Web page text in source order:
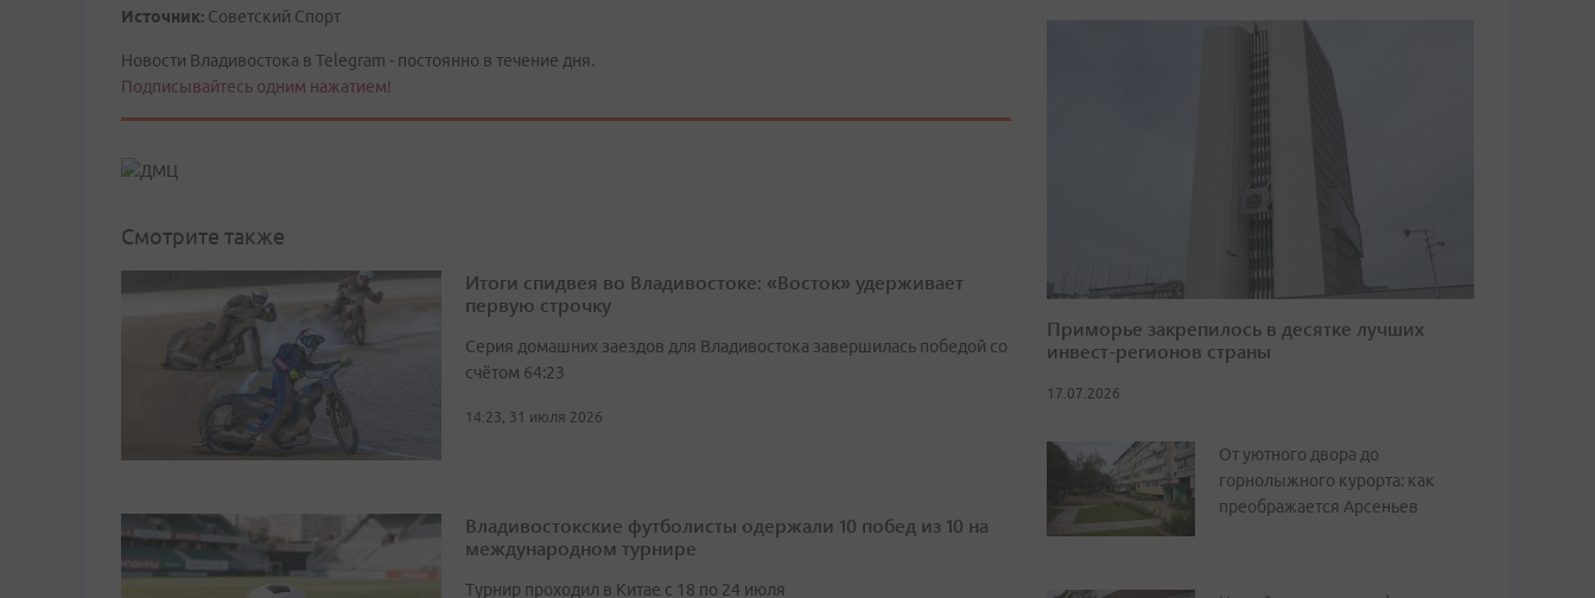
Источник: Советский Спорт
Новости Владивостока в Telegram - постоянно в течение дня.
Подписывайтесь одним нажатием!
Смотрите также
Итоги спидвея во Владивостоке: «Восток» удерживает
первую строчку
Серия домашних заездов для Владивостока завершилась победой со
счётом 64:23
14:23, 31 июля 2026
Владивостокские футболисты одержали 10 побед из 10 на
международном турнире
Турнир проходил в Китае с 18 по 24 июля
Приморье закрепилось в десятке лучших
инвест-регионов страны
17.07.2026
От уютного двора до
горнолыжного курорта: как
преображается Арсеньев